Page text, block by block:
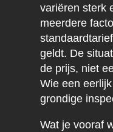
variëren sterk
meerdere
geldt. De
de prijs, niet
Wie een
grondige
Wat je vooraf